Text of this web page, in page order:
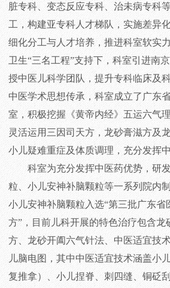
脏专科、变态反应专科、治未病专科
工，构建亚专科人才梯队，实施差异
细化分工与人才培养，推进科室软实
卫生“三名工程”支持下，科室引进南
授中医儿科学团队，提升专科临床及
中医学术思想传承，科室成立了广东
室，积极挖握《黄帝内经》五运六气
灵活运用三因司天方，龙砂膏滋方及
小儿疑难重症及体质调理，充分发挥
科室为充分发挥中医药优势，研
粒、小儿安神补脑颗粒等一系列院内
小儿安神补脑颗粒入选“第三批广东省
方”，目前儿科开展的特色治疗包含龙
方、龙砂开阖六气针法、中医适宜技
儿脑电图，其中中医适宜技术涵盖小
复推拿）、小儿捏脊、刺四缝、铜砭